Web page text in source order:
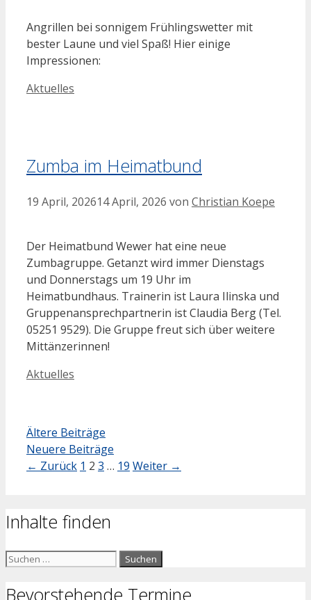
Angrillen bei sonnigem Frühlingswetter mit
bester Laune und viel Spaß! Hier einige
Impressionen:
Kategorien
Aktuelles
Zumba im Heimatbund
19 April, 202614 April, 2026 von Christian Koepe
Der Heimatbund Wewer hat eine neue
Zumbagruppe. Getanzt wird immer Dienstags
und Donnerstags um 19 Uhr im
Heimatbundhaus. Trainerin ist Laura Ilinska und
Gruppenansprechpartnerin ist Claudia Berg (Tel.
05251 9529). Die Gruppe freut sich über weitere
Mittänzerinnen!
Kategorien
Aktuelles
Ältere Beiträge
Neuere Beiträge
← Zurück Seite
1 Seite
2 Seite
3 … Seite
19 Weiter →
Inhalte finden
Suchen
Bevorstehende Termine